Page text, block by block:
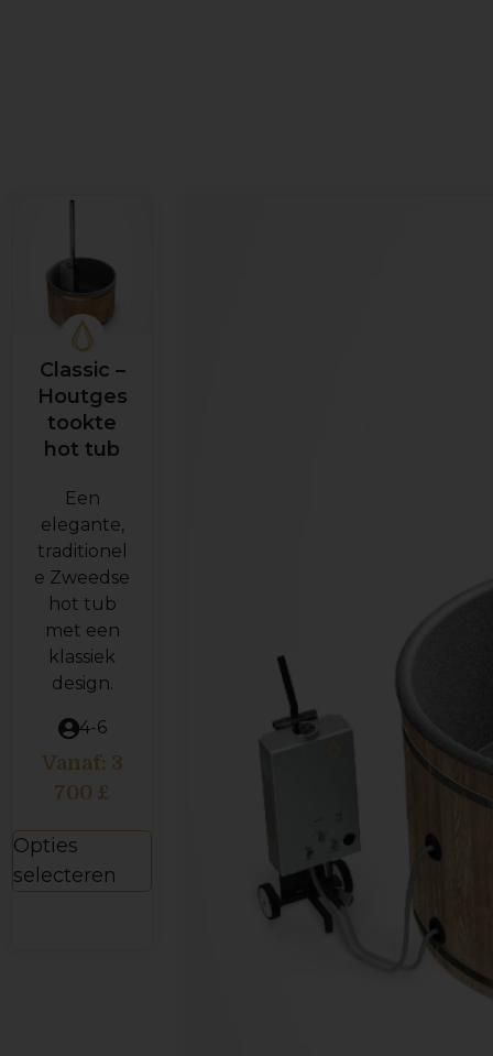
Classic –
Houtges
tookte
hot tub
Een
elegante,
traditionel
e Zweedse
hot tub
met een
klassiek
design.
4-6
Vanaf: 3
700 £
Opties
selecteren